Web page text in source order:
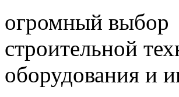
огромный выбор
строительной
оборудования и